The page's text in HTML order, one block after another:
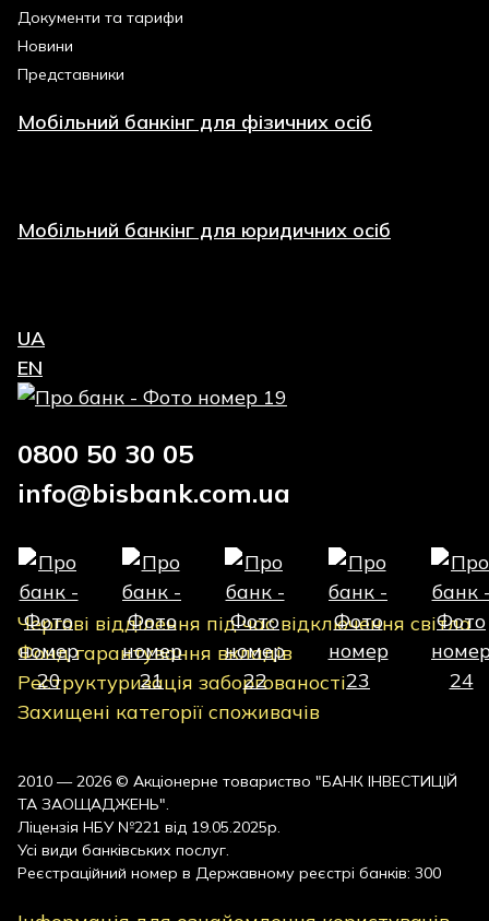
Документи та тарифи
Новини
Представники
Мобільний банкінг для фізичних осіб
Мобільний банкінг для юридичних осіб
UA
EN
0800 50 30 05
info@bisbank.com.ua
Чергові відділення під час відключення світла
Фонд гарантування вкладів
Реструктуризація заборгованості
Захищені категорії споживачів
2010 — 2026 © Акціонерне товариство "БАНК ІНВЕСТИЦІЙ
ТА ЗАОЩАДЖЕНЬ".
Ліцензія НБУ №221 від 19.05.2025р.
Усі види банківських послуг.
Реєстраційний номер в Державному реєстрі банків: 300